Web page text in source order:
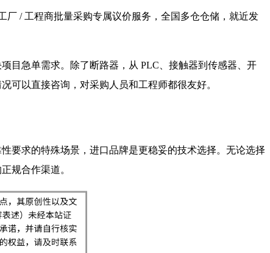
/ 工程商批量采购专属议价服务，全国多仓仓储，就近发
目急单需求。除了断路器，从 PLC、接触器到传感器、开
可以直接咨询，对采购人员和工程师都很友好。
要求的特殊场景，进口品牌是更稳妥的技术选择。无论选择
规合作渠道。